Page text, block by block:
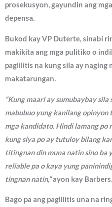
prosekusyon, gayundin ang
depensa.
Bukod kay VP Duterte, sinabi
makikita ang mga pulitiko o
paglilitis na kung sila ay naging
makatarungan.
“Kung maari ay sumubaybay
mabubuo yung kanilang opinyon
mga kandidato. Hindi lamang po
kung siya po ay tutuloy bilang
titingnan din muna natin sino ba
reliable pa o kaya yung
tingnan natin,”ayon kay Barbers.
Bago pa ang paglilitis una na